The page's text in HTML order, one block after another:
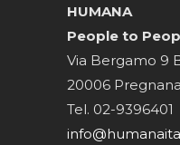
HUMANA
People to
Via Bergamo 9
20006
Tel. 02-9396401